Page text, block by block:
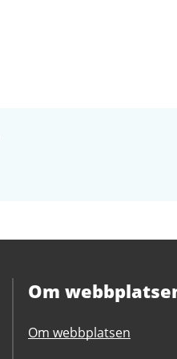
Om
Om webbplatsen